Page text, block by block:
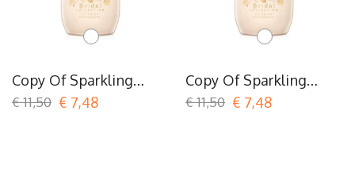
Copy Of Sparkling
Effect N°34
€ 11,50 € 7,48
Wit
Copy Of Sparkling
Effect N°34
€ 11,50 € 7,48
Wit